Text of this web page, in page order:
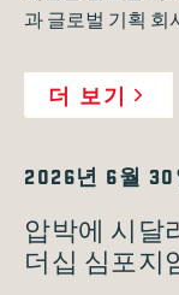
과 글로벌 기획
더 보기
2026년 6월 30
압박에 시달
더십 심포지